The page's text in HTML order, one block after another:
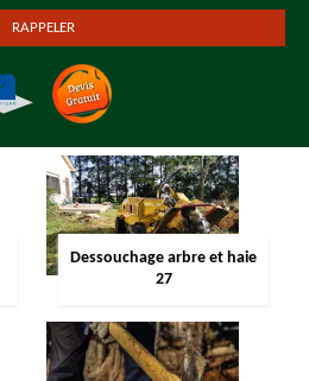
Dessouchage arbre et haie
27